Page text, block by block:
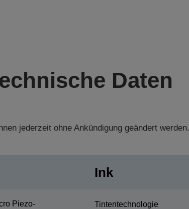
Daten
jederzeit ohne Ankündigung geändert werden.
Piezo-
Ink
Tintentechnologie